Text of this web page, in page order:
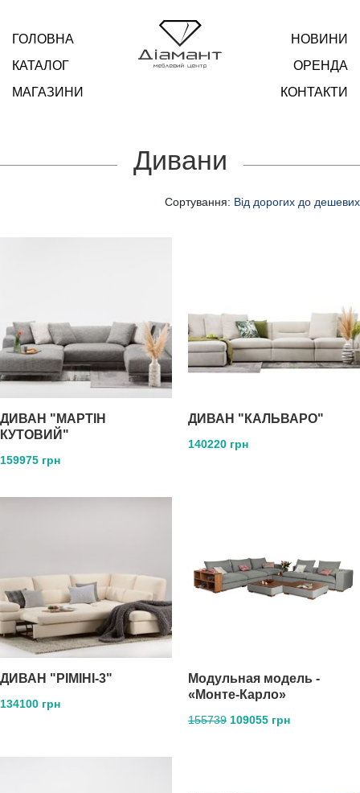
ГОЛОВНА
КАТАЛОГ
МАГАЗИНИ
НОВИНИ
ОРЕНДА
КОНТАКТИ
Дивани
Сортування: Від дорогих до дешевих
ДИВАН "МАРТІН
КУТОВИЙ"
159975 грн
ДИВАН "КАЛЬВАРО"
140220 грн
ДИВАН "РІМІНІ-3"
134100 грн
Mодульная модель -
«Монте-Карло»
155739 109055 грн